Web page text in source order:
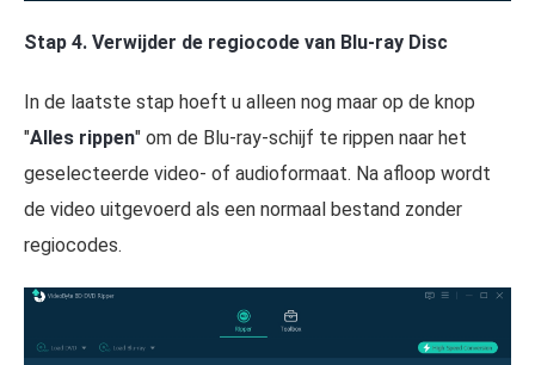
Stap 4. Verwijder de regiocode van Blu-ray Disc
In de laatste stap hoeft u alleen nog maar op de knop
"Alles rippen" om de Blu-ray-schijf te rippen naar het
geselecteerde video- of audioformaat. Na afloop wordt
de video uitgevoerd als een normaal bestand zonder
regiocodes.